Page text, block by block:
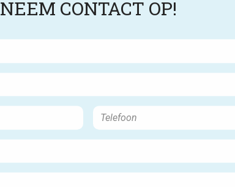
NEEM CONTACT OP!